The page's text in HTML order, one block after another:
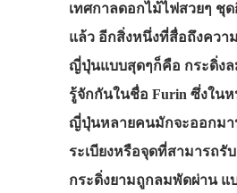
เทศกาลดอกไม้ไฟสวยๆ ชุ
แล้ว อีกสิ่งหนึ่งที่สื่อถึงควา
ญี่ปุ่นแบบสุดๆก็คือ กระดิ่ง
รู้จักกันในชื่อ Furin ซึ่งใน
ญี่ปุ่นหลายคนมักจะออกมา
ระเบียงหรือจุดที่สามารถรั
กระดิ่งยามถูกลมพัดผ่าน แ